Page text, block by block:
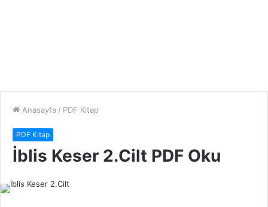
Anasayfa / PDF Kitap
PDF Kitap
İblis Keser 2.Cilt PDF Oku